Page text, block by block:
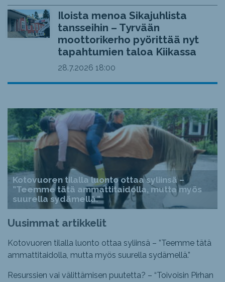
Iloista menoa Sikajuhlista
tansseihin – Tyrvään
moottorikerho pyörittää nyt
tapahtumien taloa Kiikassa
28.7.2026 18:00
Kotovuoren tilalla luonto ottaa syliinsä –
”Teemme tätä ammattitaidolla, mutta myös
suurella sydämellä.”
Uusimmat artikkelit
Kotovuoren tilalla luonto ottaa syliinsä – ”Teemme tätä
ammattitaidolla, mutta myös suurella sydämellä.”
Resurssien vai välittämisen puutetta? – “Toivoisin Pirhan